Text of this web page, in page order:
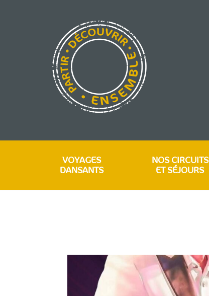
VOYAGES
DANSANTS
NOS CIRCUITS
ET SÉJOURS